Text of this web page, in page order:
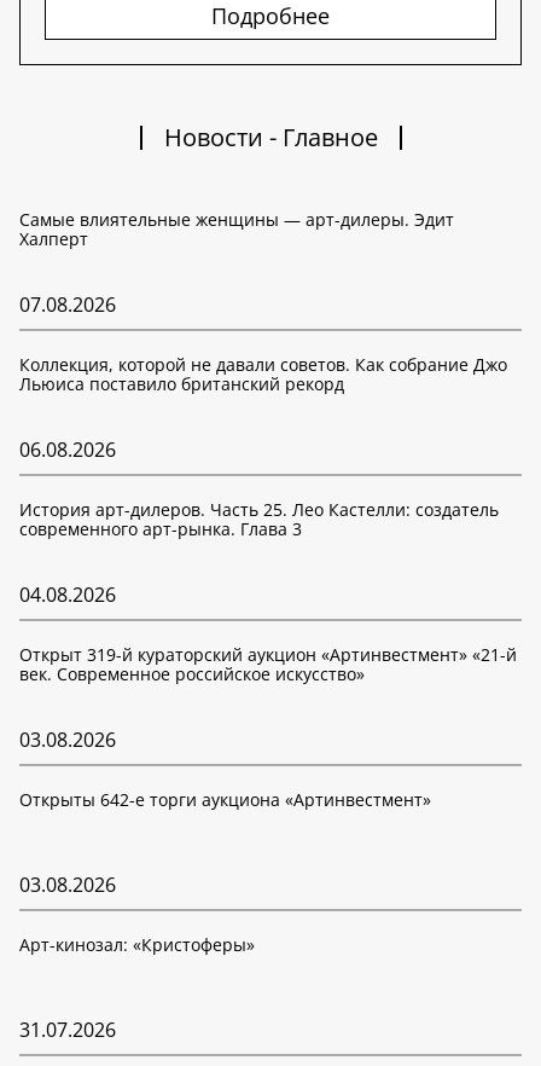
Подробнее
Новости - Главное
Самые влиятельные женщины — арт-дилеры. Эдит
Халперт
07.08.2026
Коллекция, которой не давали советов. Как собрание Джо
Льюиса поставило британский рекорд
06.08.2026
История арт-дилеров. Часть 25. Лео Кастелли: создатель
современного арт-рынка. Глава 3
04.08.2026
Открыт 319-й кураторский аукцион «Артинвестмент» «21-й
век. Современное российское искусство»
03.08.2026
Открыты 642-е торги аукциона «Артинвестмент»
03.08.2026
Арт-кинозал: «Кристоферы»
31.07.2026